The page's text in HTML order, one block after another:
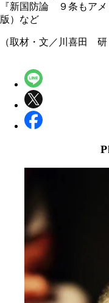
『新国防論 ９条もア
版）など
（取材・文／川喜田